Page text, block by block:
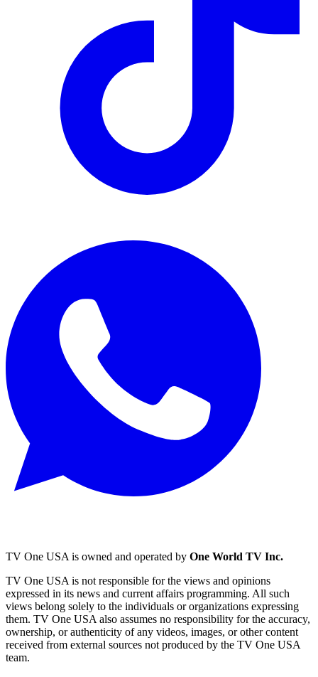
TV One USA is owned and operated by One World TV Inc.
TV One USA is not responsible for the views and opinions
expressed in its news and current affairs programming. All such
views belong solely to the individuals or organizations expressing
them. TV One USA also assumes no responsibility for the accuracy,
ownership, or authenticity of any videos, images, or other content
received from external sources not produced by the TV One USA
team.